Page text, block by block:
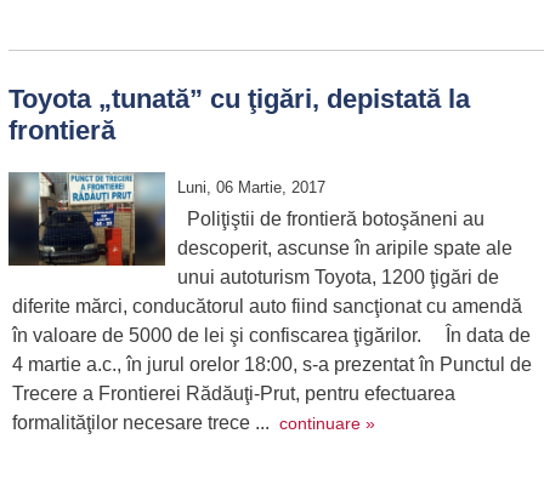
Toyota „tunată” cu ţigări, depistată la
frontieră
Luni, 06 Martie, 2017
Poliţiştii de frontieră botoşăneni au
descoperit, ascunse în aripile spate ale
unui autoturism Toyota, 1200 ţigări de
diferite mărci, conducătorul auto fiind sancţionat cu amendă
în valoare de 5000 de lei şi confiscarea ţigărilor. În data de
4 martie a.c., în jurul orelor 18:00, s-a prezentat în Punctul de
Trecere a Frontierei Rădăuţi-Prut, pentru efectuarea
formalităţilor necesare trece ... continuare »